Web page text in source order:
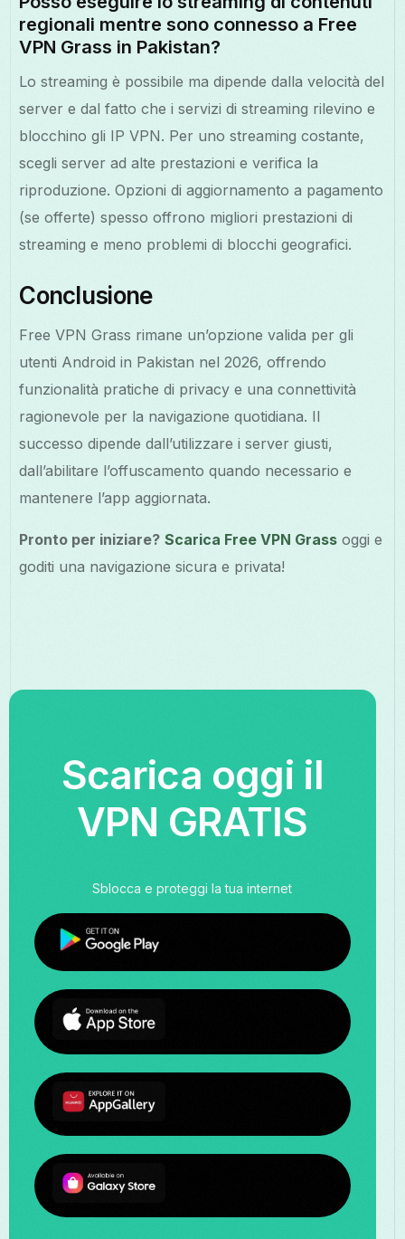
regionali mentre sono connesso a Free
VPN Grass in Pakistan?
Lo streaming è possibile ma dipende dalla velocità del
server e dal fatto che i servizi di streaming rilevino e
blocchino gli IP VPN. Per uno streaming costante,
scegli server ad alte prestazioni e verifica la
riproduzione. Opzioni di aggiornamento a pagamento
(se offerte) spesso offrono migliori prestazioni di
streaming e meno problemi di blocchi geografici.
Conclusione
Free VPN Grass rimane un’opzione valida per gli
utenti Android in Pakistan nel 2026, offrendo
funzionalità pratiche di privacy e una connettività
ragionevole per la navigazione quotidiana. Il
successo dipende dall’utilizzare i server giusti,
dall’abilitare l’offuscamento quando necessario e
mantenere l’app aggiornata.
Pronto per iniziare? Scarica Free VPN Grass oggi e
goditi una navigazione sicura e privata!
Scarica oggi il
VPN GRATIS
Sblocca e proteggi la tua internet